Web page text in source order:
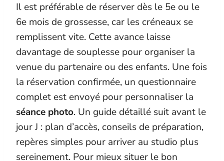
Il est préférable de réserver dès le 5e ou le
6e mois de grossesse, car les créneaux se
remplissent vite. Cette avance laisse
davantage de souplesse pour organiser la
venue du partenaire ou des enfants. Une fois
la réservation confirmée, un questionnaire
complet est envoyé pour personnaliser la
séance photo. Un guide détaillé suit avant le
jour J : plan d’accès, conseils de préparation,
repères simples pour arriver au studio plus
sereinement. Pour mieux situer le bon